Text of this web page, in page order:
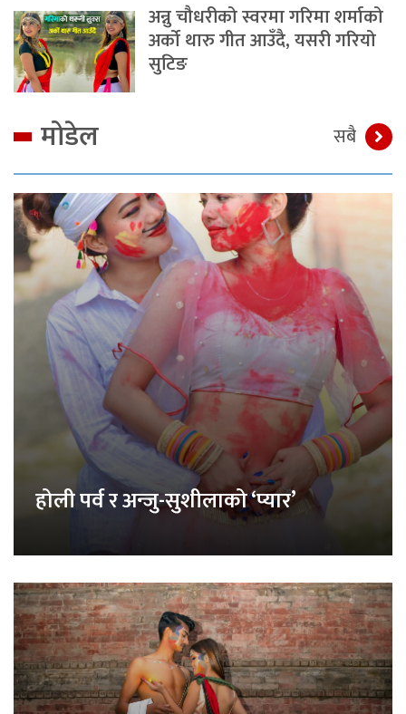
अन्नु चौधरीको स्वरमा गरिमा शर्माको
अर्को थारु गीत आउँदै, यसरी गरियो
सुटिङ
मोडेल सबै
होली पर्व र अन्जु-सुशीलाको ‘प्यार’